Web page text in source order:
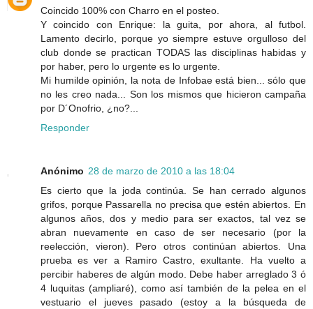
Coincido 100% con Charro en el posteo.
Y coincido con Enrique: la guita, por ahora, al futbol.
Lamento decirlo, porque yo siempre estuve orgulloso del
club donde se practican TODAS las disciplinas habidas y
por haber, pero lo urgente es lo urgente.
Mi humilde opinión, la nota de Infobae está bien... sólo que
no les creo nada... Son los mismos que hicieron campaña
por D´Onofrio, ¿no?...
Responder
Anónimo 28 de marzo de 2010 a las 18:04
Es cierto que la joda continúa. Se han cerrado algunos
grifos, porque Passarella no precisa que estén abiertos. En
algunos años, dos y medio para ser exactos, tal vez se
abran nuevamente en caso de ser necesario (por la
reelección, vieron). Pero otros continúan abiertos. Una
prueba es ver a Ramiro Castro, exultante. Ha vuelto a
percibir haberes de algún modo. Debe haber arreglado 3 ó
4 luquitas (ampliaré), como así también de la pelea en el
vestuario el jueves pasado (estoy a la búsqueda de